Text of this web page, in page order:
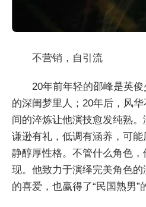
不营销，自引流
20年前年轻的邵峰是英
的深闺梦里人；20年后，风
间的淬炼让他演技愈发纯熟。
谦逊有礼，低调有涵养，可
静醇厚性格。不管什么角色
现。他致力于演绎完美角色
的喜爱，也赢得了“民国熟男”